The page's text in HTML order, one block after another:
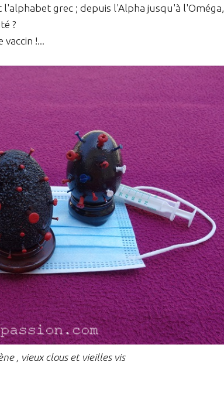
grec ; depuis l'Alpha jusqu'à l'Oméga,
?
!...
, vieux clous et vieilles vis